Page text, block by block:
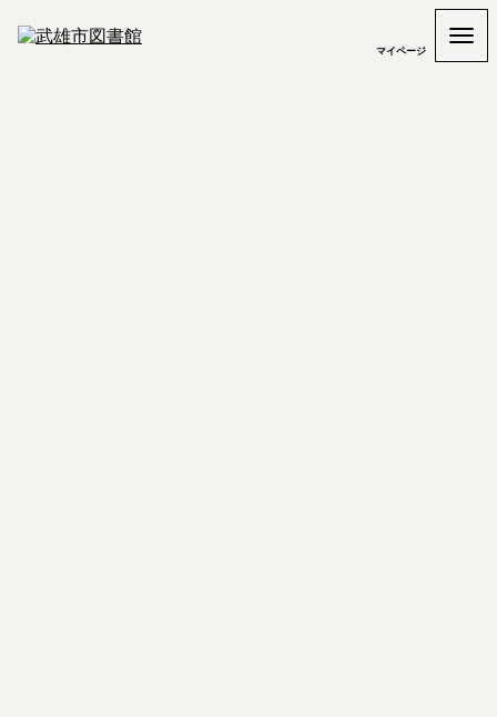
マイページ